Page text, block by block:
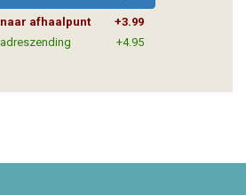
naar afhaalpunt
+3.99
adreszending
+4.95